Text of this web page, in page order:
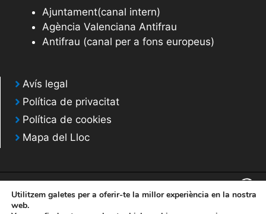
Ajuntament(canal intern)
Agència Valenciana Antifrau
Antifrau (canal per a fons europeus)
Avís legal
Política de privacitat
Política de cookies
Mapa del Lloc
Utilitzem galetes per a oferir-te la millor experiència en la nostra
web.